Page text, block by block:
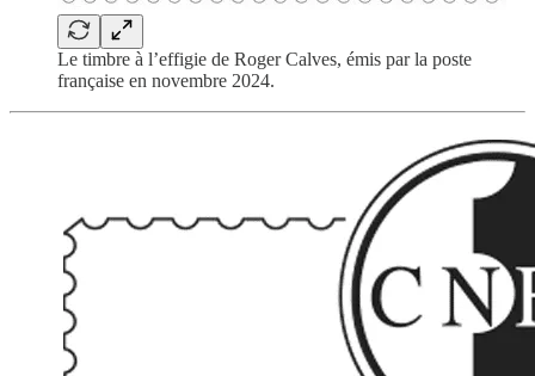
Le timbre à l’effigie de Roger Calves, émis par la poste
française en novembre 2024.